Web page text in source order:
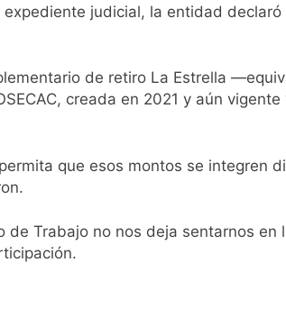
judicial, la entidad declaró
de retiro La Estrella
creada en 2021 y aún vigente
que esos montos se integren
Trabajo no nos deja sentarnos en